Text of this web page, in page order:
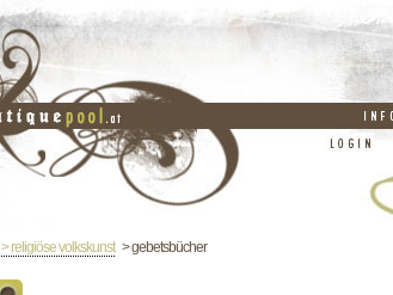
> religiöse volkskunst> gebetsbücher